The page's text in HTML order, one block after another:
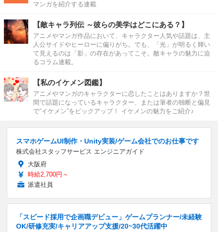
マンガを紹介する連載
【敵キャラ列伝 ～彼らの美学はどこにある？】
アニメやマンガ作品において、キャラクター人気や話題は、主
人公サイドやヒーローに偏りがち。でも、「光」が明るく輝い
て見えるのは「影」の存在があってこそ。敵キャラの魅力に迫
るコラム連載。
【私のイケメン図鑑】
アニメやマンガのキャラクターに恋したことはありますか？世
間で話題になっているキャラクター、または筆者の独断と偏見
で“イケメン”をピックアップ！ イケメンの魅力をご紹介♪
スマホゲームUI制作・Unity実装/ゲーム会社でのお仕事です
株式会社スタッフサービス エンジニアガイド
大阪府
時給2,700円～
派遣社員
「スピード採用で企画職デビュー」ゲームプランナー/未経験
OK/研修充実/キャリアアップ支援/20~30代活躍中